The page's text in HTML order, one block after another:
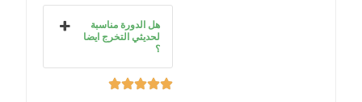
هل الدورة مناسبة
لحديثي التخرج ايضا
؟